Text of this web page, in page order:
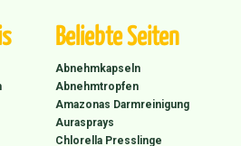
Beliebte Seiten
Abnehmkapseln
Abnehmtropfen
Amazonas Darmreinigung
Aurasprays
Chlorella Presslinge